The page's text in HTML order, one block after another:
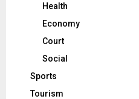
Health
Economy
Court
Social
Sports
Tourism